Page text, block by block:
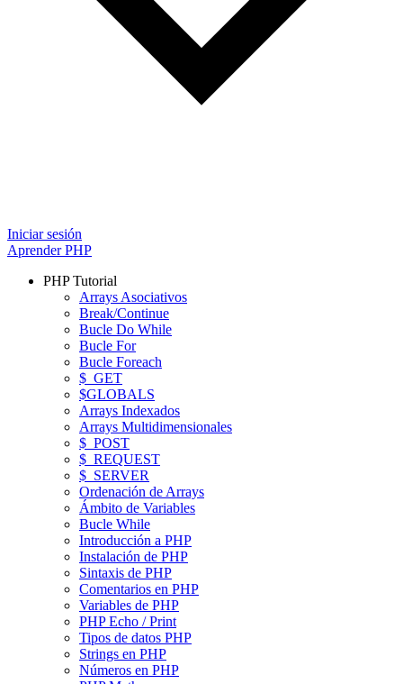
Iniciar sesión
Aprender PHP
PHP Tutorial
Arrays Asociativos
Break/Continue
Bucle Do While
Bucle For
Bucle Foreach
$_GET
$GLOBALS
Arrays Indexados
Arrays Multidimensionales
$_POST
$_REQUEST
$_SERVER
Ordenación de Arrays
Ámbito de Variables
Bucle While
Introducción a PHP
Instalación de PHP
Sintaxis de PHP
Comentarios en PHP
Variables de PHP
PHP Echo / Print
Tipos de datos PHP
Strings en PHP
Números en PHP